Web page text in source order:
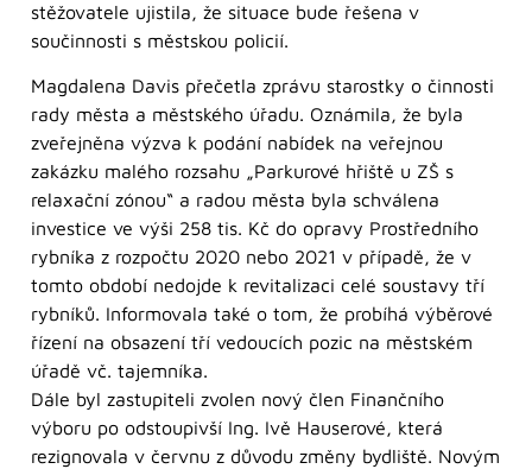
stěžovatele ujistila, že situace bude řešena v
součinnosti s městskou policií.
Magdalena Davis přečetla zprávu starostky o činnosti
rady města a městského úřadu. Oznámila, že byla
zveřejněna výzva k podání nabídek na veřejnou
zakázku malého rozsahu „Parkurové hřiště u ZŠ s
relaxační zónou“ a radou města byla schválena
investice ve výši 258 tis. Kč do opravy Prostředního
rybníka z rozpočtu 2020 nebo 2021 v případě, že v
tomto období nedojde k revitalizaci celé soustavy tří
rybníků. Informovala také o tom, že probíhá výběrové
řízení na obsazení tří vedoucích pozic na městském
úřadě vč. tajemníka.
Dále byl zastupiteli zvolen nový člen Finančního
výboru po odstoupivší Ing. Ivě Hauserové, která
rezignovala v červnu z důvodu změny bydliště. Novým